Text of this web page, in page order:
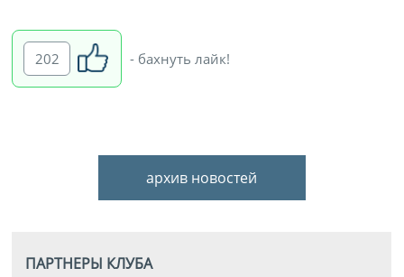
202 - бахнуть лайк!
архив новостей
ПАРТНЕРЫ КЛУБА